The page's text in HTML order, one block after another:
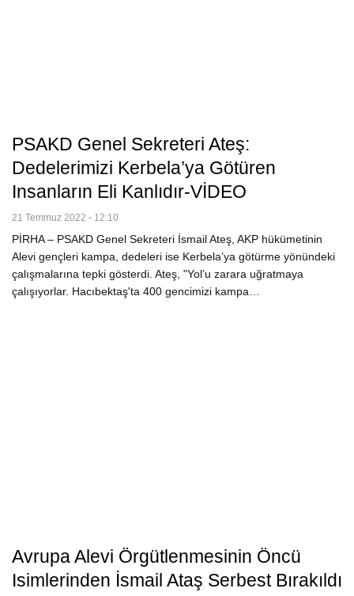
PSAKD Genel Sekreteri Ateş:
Dedelerimizi Kerbela’ya Götüren
Insanların Eli Kanlıdır-VİDEO
21 Temmuz 2022 - 12:10
PİRHA – PSAKD Genel Sekreteri İsmail Ateş, AKP hükümetinin
Alevi gençleri kampa, dedeleri ise Kerbela’ya götürme yönündeki
çalışmalarına tepki gösterdi. Ateş, "Yol’u zarara uğratmaya
çalışıyorlar. Hacıbektaş'ta 400 gencimizi kampa…
Avrupa Alevi Örgütlenmesinin Öncü
Isimlerinden İsmail Ataş Serbest Bırakıldı